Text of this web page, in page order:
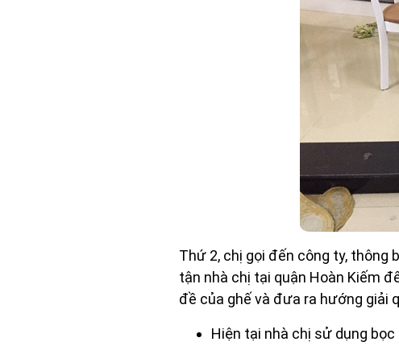
Thứ 2, chị gọi đến công ty, thông
tận nhà chị tại quận Hoàn Kiếm
đề của ghế và đưa ra hướng giải
Hiện tại nhà chị sử dụng